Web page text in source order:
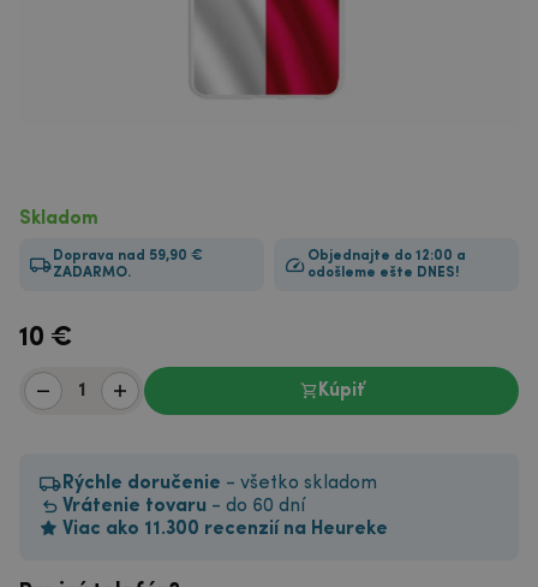
Skladom
Doprava nad 59,90 €
ZADARMO.
Objednajte do 12:00 a
odošleme ešte DNES!
10 €
Kúpiť
Rýchle doručenie - všetko skladom
Vrátenie tovaru - do 60 dní
Viac ako 11.300 recenzií na Heureke